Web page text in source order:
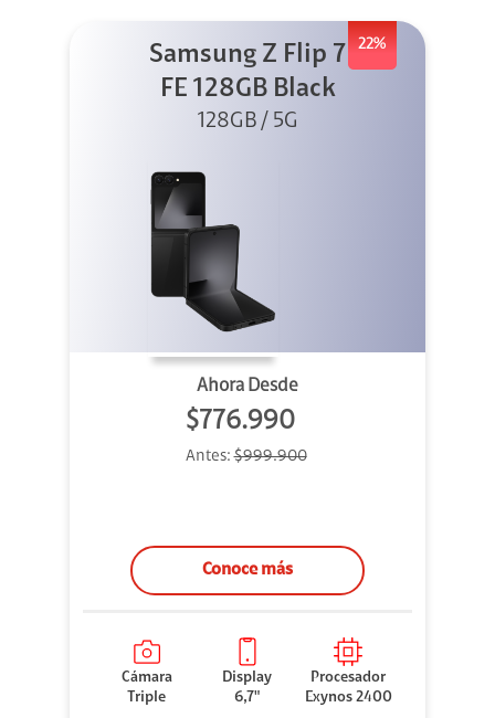
22%
Samsung Z Flip 7
FE 128GB Black
128GB / 5G
Ahora Desde
$776.990
Antes:$999.900
Conoce más
Cámara
Triple
Display
6,7"
Procesador
Exynos 2400